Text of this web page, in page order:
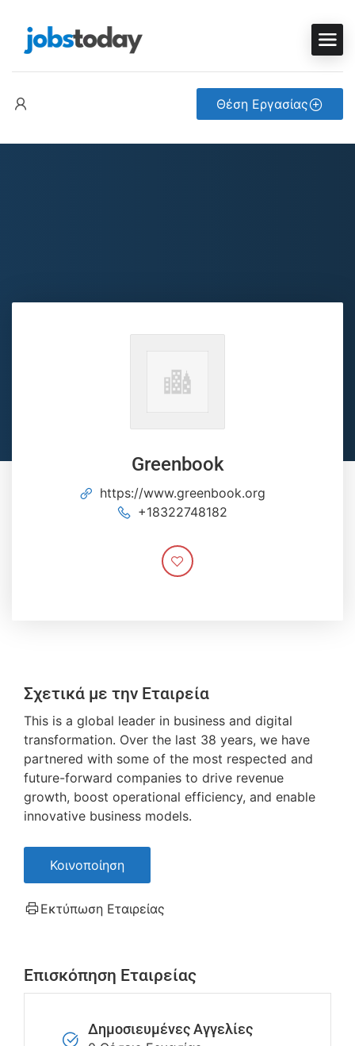
Θέση Εργασίας
Greenbook
https://www.greenbook.org
+18322748182
Σχετικά με την Εταιρεία
This is a global leader in business and digital
transformation. Over the last 38 years, we have
partnered with some of the most respected and
future-forward companies to drive revenue
growth, boost operational efficiency, and enable
innovative business models.
Κοινοποίηση
Εκτύπωση Εταιρείας
Επισκόπηση Εταιρείας
Δημοσιευμένες Αγγελίες